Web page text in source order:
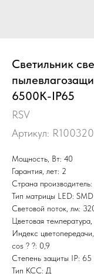
Светильник
6500K-IP65
RSV
Артикул: R100320
Мощность, Вт: 40
Гарантия, лет: 2
Страна
Тип матрицы LED: SMD
Световой поток, лм:
Цветовая
Индекс
cos ? ?: 0,9
Степень защиты IP: 65
Тип КСС: Д